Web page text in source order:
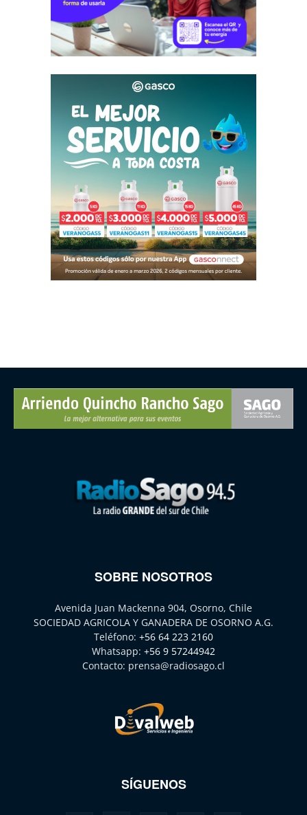
SOBRE NOSOTROS
Avenida Juan Mackenna 904, Osorno, Chile
SOCIEDAD AGRICOLA Y GANADERA DE OSORNO A.G.
Teléfono: +56 64 223 2160
Whatsapp: +56 9 57244942
Contacto: prensa@radiosago.cl
SÍGUENOS